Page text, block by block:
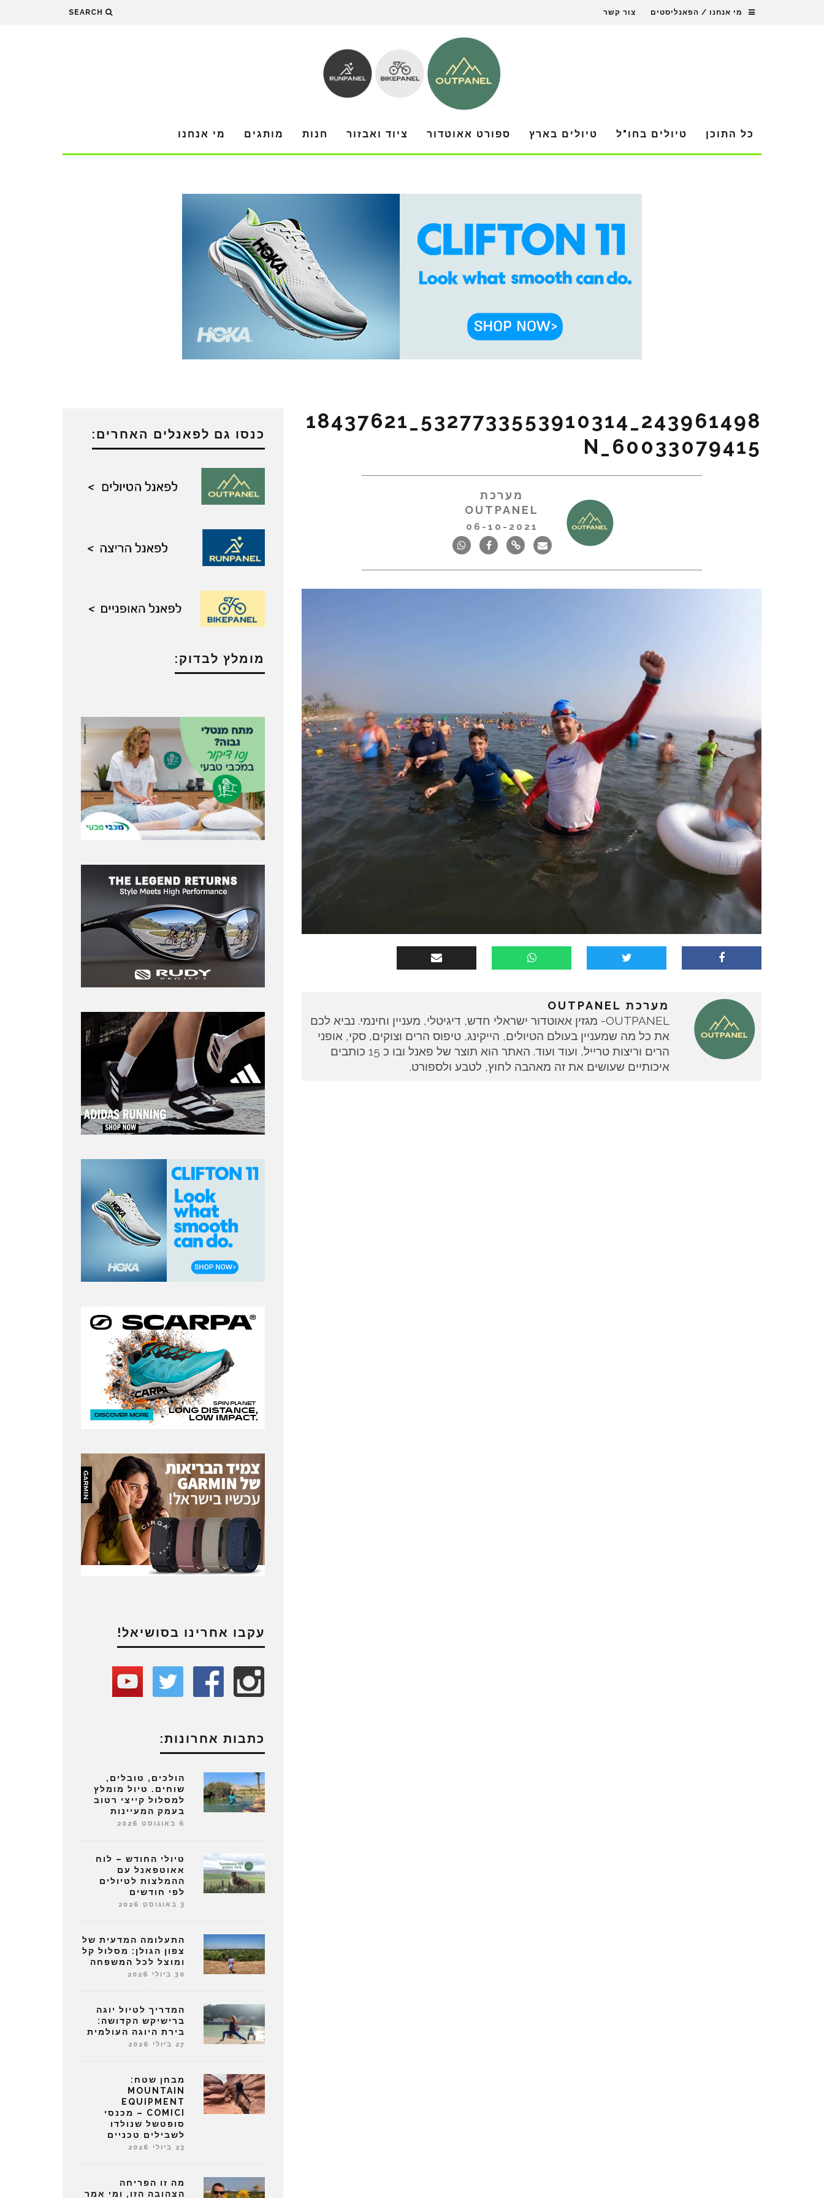
מי אנחנו / הפאנליסטים צור קשר SEARCH
כל התוכן טיולים בחו"ל טיולים בארץ ספורט אאוטדור ציוד ואבזור חנות מותגים מי אנחנו
243961498_5327733553910314_18437621
60033079415_N
מערכת
OUTPANEL
06-10-2021
מערכת OUTPANEL
OUTPANEL- מגזין אאוטדור ישראלי חדש, דיגיטלי, מעניין וחינמי. נביא לכם
את כל מה שמעניין בעולם הטיולים, הייקינג, טיפוס הרים וצוקים, סקי, אופני
הרים וריצות טרייל, ועוד ועוד. האתר הוא תוצר של פאנל ובו כ 15 כותבים
איכותיים שעושים את זה מאהבה לחוץ, לטבע ולספורט.
כנסו גם לפאנלים האחרים:
מומלץ לבדוק:
עקבו אחרינו בסושיאל!
כתבות אחרונות:
הולכים, טובלים,
שוחים. טיול מומלץ
למסלול קייצי רטוב
בעמק המעיינות
6 באוגוסט 2026
טיולי החודש – לוח
אאוטפאנל עם
ההמלצות לטיולים
לפי חודשים
3 באוגוסט 2026
התעלומה המדעית של
צפון הגולן: מסלול קל
ומוצל לכל המשפחה
30 ביולי 2026
המדריך לטיול יוגה
ברישיקש הקדושה:
בירת היוגה העולמית
27 ביולי 2026
מבחן שטח:
MOUNTAIN
EQUIPMENT
COMICI – מכנסי
סופטשל שנולדו
לשבילים טכניים
23 ביולי 2026
מה זו הפריחה
הצהובה הזו, ומי אמר